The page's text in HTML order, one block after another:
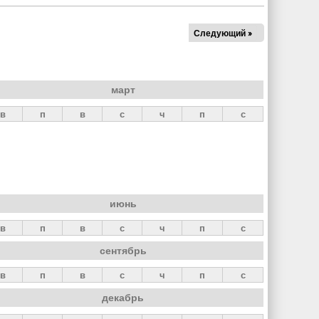
Следующий »
март
в п в с ч п с
июнь
в п в с ч п с
сентябрь
в п в с ч п с
декабрь